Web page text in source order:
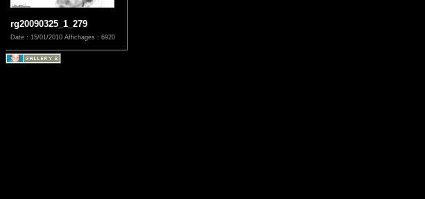
rg20090325_1_279
Date : 15/01/2010 Affichages : 6920